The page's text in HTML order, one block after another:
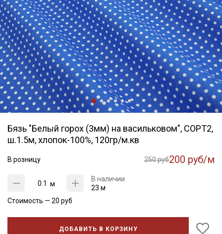
Бязь "Белый горох (3мм) на васильковом", СОРТ2,
ш.1.5м, хлопок-100%, 120гр/м.кв
В розницу 250 руб200 руб/м
м
В наличии
23 м
Стоимость — 20 руб
ДОБАВИТЬ В КОРЗИНУ